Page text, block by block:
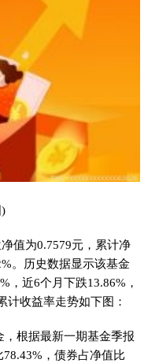
值为0.7579元，累计净
。历史数据显示该基金
，近6个月下跌13.86%，
计收益率走势如下图：
根据最新一期基金季报
，债券占净值比